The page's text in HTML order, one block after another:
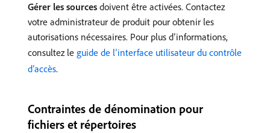
Gérer les sources doivent être activées. Contactez
votre administrateur de produit pour obtenir les
autorisations nécessaires. Pour plus d’informations,
consultez le guide de l’interface utilisateur du contrôle
d’accès.
Contraintes de dénomination pour
fichiers et répertoires